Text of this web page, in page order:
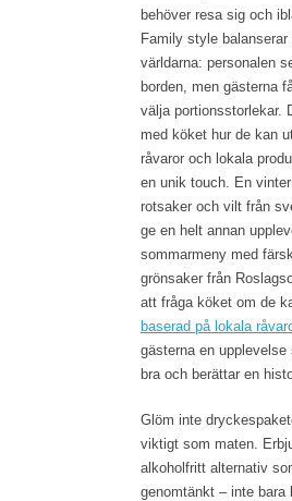
behöver resa sig och
Family style
världarna: personalen
borden, men gästerna
välja portionsstorlekar.
med köket hur de kan
råvaror och lokala
en unik touch. En
rotsaker och vilt från
ge en helt annan
sommarmeny med
grönsaker från
att fråga köket om de
baserad på lokala
gästerna en
bra och berättar en
Glöm inte
viktigt som maten.
alkoholfritt alternativ
genomtänkt – inte bara